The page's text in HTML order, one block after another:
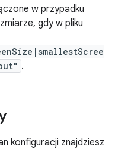
w przypadku
gdy w pliku
.
konfiguracji znajdziesz